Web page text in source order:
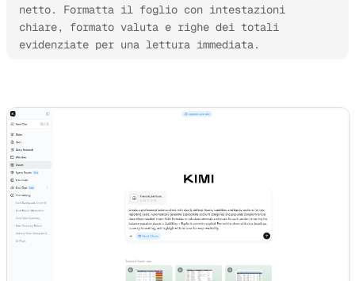
netto. Formatta il foglio con intestazioni
chiare, formato valuta e righe dei totali
evidenziate per una lettura immediata.